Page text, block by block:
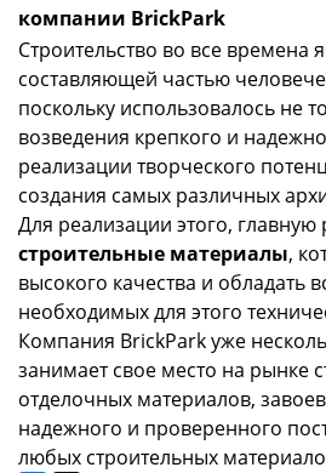
компании BrickPark
Строительство во все времена
составляющей частью
поскольку использовалось не
возведения крепкого и
реализации творческого
создания самых различных
Для реализации этого, главную
строительные материалы,
высокого качества и обладать
необходимых для этого
Компания BrickPark уже
занимает свое место на рынке
отделочных материалов,
надежного и проверенного
любых строительных